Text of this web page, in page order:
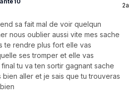
2a
sa fait mal de voir quelqun
nous oublier aussi vite mes sache
te rendre plus fort elle vas
ses tromper et elle vas
tu va ten sortir gagnant sache
bien aller et je sais que tu trouveras